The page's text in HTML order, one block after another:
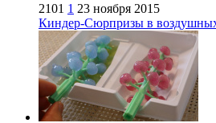
2101 1 23 ноября 2015
Киндер-Сюрпризы в